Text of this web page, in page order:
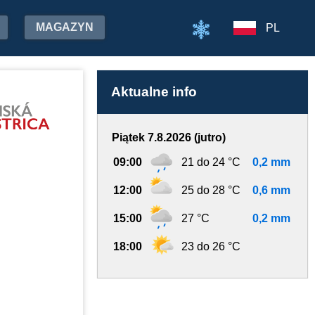
MAGAZYN PL
Aktualne info
Piątek 7.8.2026 (jutro)
09:00 21 do 24 °C 0,2 mm
12:00 25 do 28 °C 0,6 mm
15:00 27 °C 0,2 mm
18:00 23 do 26 °C